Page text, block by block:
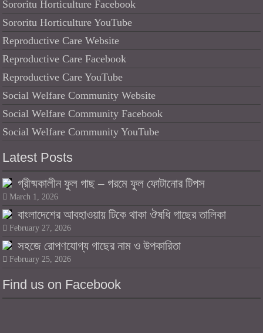
Sororitu Horticulture Facebook
Sororitu Horticulture YouTube
Reproductive Care Website
Reproductive Care Facebook
Reproductive Care YouTube
Social Welfare Community Website
Social Welfare Community Facebook
Social Welfare Community YouTube
Latest Posts
গ্রীষ্মকালীন ফুল গাছ – গরমে ফুল ফোটানোর টিপস
March 1, 2026
বাংলাদেশের আবহাওয়ায় টিকে থাকা ঔষধি গাছের তালিকা
February 27, 2026
সহজে রোপণযোগ্য গাছের নাম ও উপকারিতা
February 25, 2026
Find us on Facebook